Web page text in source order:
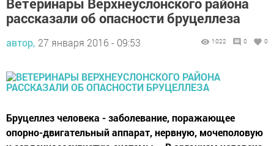
рассказали об опасности бруцеллеза
автор, 27 января 2016 - 09:53 1022 0 0
Бруцеллез человека - заболевание, поражающее
опорно-двигательный аппарат, нервную, мочеполовую